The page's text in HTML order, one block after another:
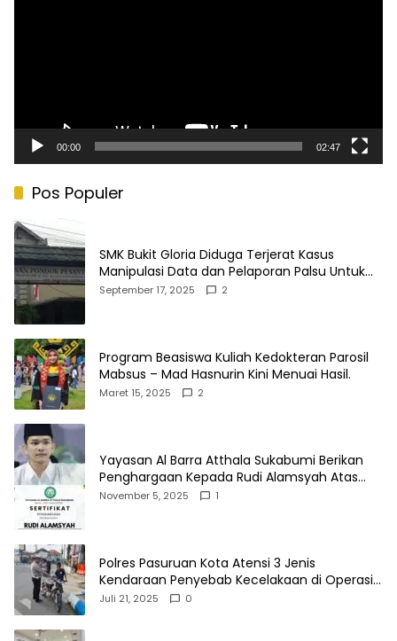
00:00 02:47
Pos Populer
SMK Bukit Gloria Diduga Terjerat Kasus
Manipulasi Data dan Pelaporan Palsu Untuk
Mendapatkan Dana Bos
September 17, 2025 2
Program Beasiswa Kuliah Kedokteran Parosil
Mabsus – Mad Hasnurin Kini Menuai Hasil.
Maret 15, 2025 2
Yayasan Al Barra Atthala Sukabumi Berikan
Penghargaan Kepada Rudi Alamsyah Atas
Kontribusi Sosial dan Kemasyarakatan
November 5, 2025 1
Polres Pasuruan Kota Atensi 3 Jenis
Kendaraan Penyebab Kecelakaan di Operasi
Patuh Semeru 2025
Juli 21, 2025 0